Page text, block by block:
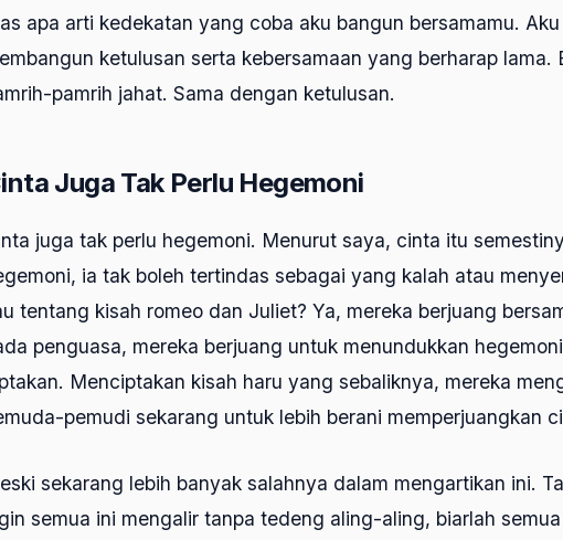
apa arti kedekatan yang coba aku bangun bersamamu.
ketulusan serta kebersamaan yang berharap lama.
pamrih jahat. Sama dengan ketulusan.
Juga Tak Perlu Hegemoni
juga tak perlu hegemoni. Menurut saya, cinta itu
ia tak boleh tertindas sebagai yang kalah atau
tentang kisah romeo dan Juliet? Ya, mereka berjuang
penguasa, mereka berjuang untuk menundukkan
Menciptakan kisah haru yang sebaliknya, mereka
pemudi sekarang untuk lebih berani memperjuangkan
sekarang lebih banyak salahnya dalam mengartikan ini.
semua ini mengalir tanpa tedeng aling-aling, biarlah